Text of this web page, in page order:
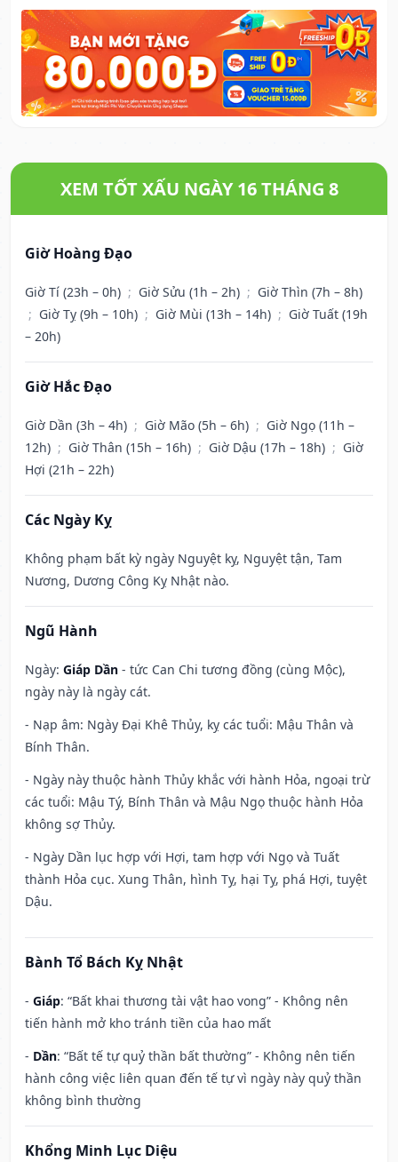
XEM TỐT XẤU NGÀY 16 THÁNG 8
Giờ Hoàng Đạo
Giờ Tí (23h – 0h) ; Giờ Sửu (1h – 2h) ; Giờ Thìn (7h – 8h)
; Giờ Tỵ (9h – 10h) ; Giờ Mùi (13h – 14h) ; Giờ Tuất (19h
– 20h)
Giờ Hắc Đạo
Giờ Dần (3h – 4h) ; Giờ Mão (5h – 6h) ; Giờ Ngọ (11h –
12h) ; Giờ Thân (15h – 16h) ; Giờ Dậu (17h – 18h) ; Giờ
Hợi (21h – 22h)
Các Ngày Kỵ
Không phạm bất kỳ ngày Nguyệt kỵ, Nguyệt tận, Tam
Nương, Dương Công Kỵ Nhật nào.
Ngũ Hành
Ngày: Giáp Dần - tức Can Chi tương đồng (cùng Mộc),
ngày này là ngày cát.
- Nạp âm: Ngày Đại Khê Thủy, kỵ các tuổi: Mậu Thân và
Bính Thân.
- Ngày này thuộc hành Thủy khắc với hành Hỏa, ngoại trừ
các tuổi: Mậu Tý, Bính Thân và Mậu Ngọ thuộc hành Hỏa
không sợ Thủy.
- Ngày Dần lục hợp với Hợi, tam hợp với Ngọ và Tuất
thành Hỏa cục. Xung Thân, hình Tỵ, hại Tỵ, phá Hợi, tuyệt
Dậu.
Bành Tổ Bách Kỵ Nhật
- Giáp: “Bất khai thương tài vật hao vong” - Không nên
tiến hành mở kho tránh tiền của hao mất
- Dần: “Bất tế tự quỷ thần bất thường” - Không nên tiến
hành công việc liên quan đến tế tự vì ngày này quỷ thần
không bình thường
Khổng Minh Lục Diệu